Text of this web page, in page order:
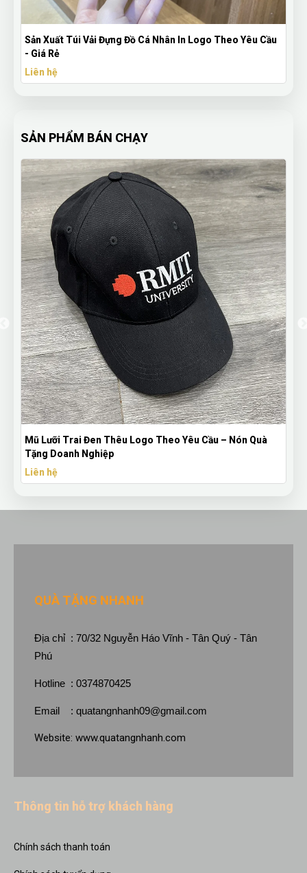
In Logo Theo Yêu Cầu
Balo Vải Basic Nhiều Màu – Balo
SẢN PHẨM BÁN CHẠY
Mũ Lưỡi Trai Đen Thêu Logo Theo Yêu Cầu – Nón Quà
Tặng Doanh Nghiệp
Liên hệ
QUÀ TẶNG NHANH
Địa chỉ : 70/32 Nguyễn Háo Vĩnh - Tân Quý - Tân
Phú
Hotline : 0374870425
Email : quatangnhanh09@gmail.com
Website: www.quatangnhanh.com
Thông tin hỗ trợ khách hàng
Chính sách thanh toán